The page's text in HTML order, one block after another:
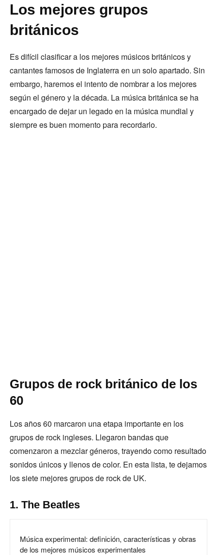
Los mejores grupos
británicos
Es difícil clasificar a los mejores músicos británicos y
cantantes famosos de Inglaterra en un solo apartado. Sin
embargo, haremos el intento de nombrar a los mejores
según el género y la década. La música británica se ha
encargado de dejar un legado en la música mundial y
siempre es buen momento para recordarlo.
Grupos de rock británico de los
60
Los años 60 marcaron una etapa importante en los
grupos de rock ingleses. Llegaron bandas que
comenzaron a mezclar géneros, trayendo como resultado
sonidos únicos y llenos de color. En esta lista, te dejamos
los siete mejores grupos de rock de UK.
1. The Beatles
Música experimental: definición, características y obras
de los mejores músicos experimentales